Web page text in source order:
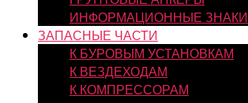
ИНФОРМАЦИОННЫЕ ЗНАКИ
ЗАПАСНЫЕ ЧАСТИ
К БУРОВЫМ УСТАНОВКАМ
К ВЕЗДЕХОДАМ
К КОМПРЕССОРАМ